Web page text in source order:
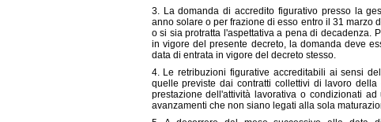
3. La domanda di accredito figurativo presso la
anno solare o per frazione di esso entro il 31
o si sia protratta l'aspettativa a pena di decadenza.
in vigore del presente decreto, la domanda deve
data di entrata in vigore del decreto stesso.
4. Le retribuzioni figurative accreditabili ai sensi
quelle previste dai contratti collettivi di lavoro
prestazione dell'attività lavorativa o condizionati
avanzamenti che non siano legati alla sola